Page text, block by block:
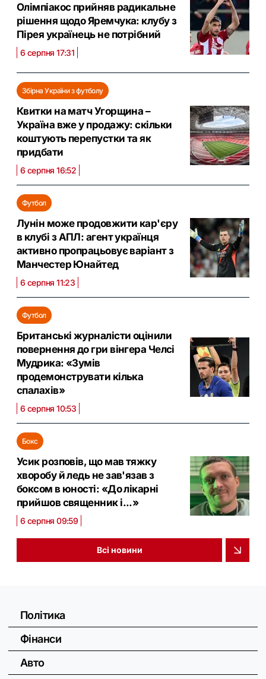
Олімпіакос прийняв радикальне
рішення щодо Яремчука: клубу з
Пірея українець не потрібний
6 серпня 17:31
Збірна України з футболу
Квитки на матч Угорщина –
Україна вже у продажу: скільки
коштують перепустки та як
придбати
6 серпня 16:52
Футбол
Лунін може продовжити кар'єру
в клубі з АПЛ: агент українця
активно пропрацьовує варіант з
Манчестер Юнайтед
6 серпня 11:23
Футбол
Британські журналісти оцінили
повернення до гри вінгера Челсі
Мудрика: «Зумів
продемонструвати кілька
спалахів»
6 серпня 10:53
Бокс
Усик розповів, що мав тяжку
хворобу й ледь не зав'язав з
боксом в юності: «До лікарні
прийшов священник і...»
6 серпня 09:59
Всі новини
Політика
Фінанси
Авто